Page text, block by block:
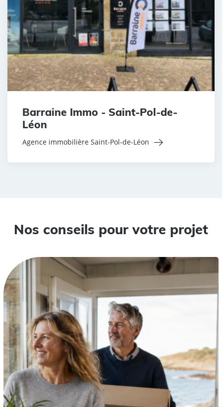
Barraine Immo - Saint-Pol-de-
Léon
Agence immobilière Saint-Pol-de-Léon
Nos conseils pour votre projet